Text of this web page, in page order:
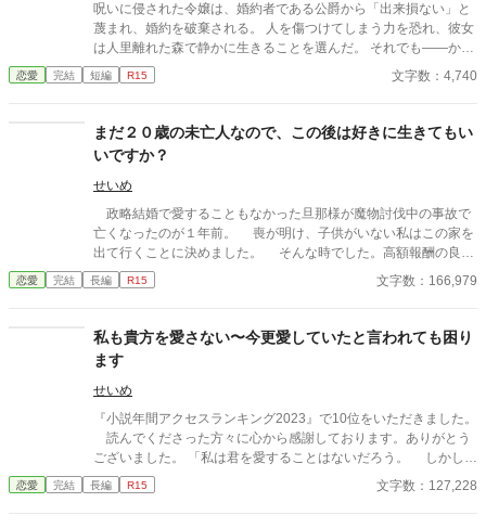
呪いに侵された令嬢は、婚約者である公爵から「出来損ない」と
蔑まれ、婚約を破棄される。 人を傷つけてしまう力を恐れ、彼女
は人里離れた森で静かに生きることを選んだ。 それでも――かつ
て愛した人が死にかけていると知った時、彼女は自らの命を削
り、その命を救う。 想いを告げることもなく、すべてを置いて去
が―― そこにいたのは、別の男に手を取られ、幸せそうに微笑む
彼女の姿だった。 すれ違いの果てに、ようやく手に入れた幸せ
と、すべてを失った男の後悔の物語。
恋愛 完結 短編 R15 文字数：4,740
まだ２０歳の未亡人なので、この後は好きに生きてもい
いですか？
せいめ
政略結婚で愛することもなかった旦那様が魔物討伐中の事故で
亡くなったのが１年前。 喪が明け、子供がいない私はこの家を
出て行くことに決めました。 そんな時でした。高額報酬の良い
仕事があると声を掛けて頂いたのです。 その仕事内容とは高貴
な身分の方の閨指導のようでした。非常に悩みましたが、家を出
す。 閨指導って、そんなに何度も会う必要ないですよね？しか
も、指導が必要には見えませんでしたが…。 でも、高額な報酬
なので文句は言いませんわ。 家を出る資金を得た私は、今度こ
そ自由に好きなことをして生きていきたいと考えて旅立つことに
決めました。 その後、新しい生活を楽しんでいる私の所に現れ
たのは……。 まずは亡くなったはずの旦那様との話から。
ご都合主義です。 設定は緩いです。 誤字脱字申し訳
ありません。 主人公の名前を途中から間違えていました。 ア
メリアです。すみません。
恋愛 完結 長編 R15 文字数：166,979
私も貴方を愛さない〜今更愛していたと言われても困り
ます
せいめ
『小説年間アクセスランキング2023』で10位をいただきました。
読んでくださった方々に心から感謝しております。ありがとう
ございました。 「私は君を愛することはないだろう。 しかし、
この結婚は王命だ。不本意だが、君とは白い結婚にはできない。
貴族の義務として今宵は君を抱く。 これを終えたら君は領地で
恋愛 完結 長編 R15 文字数：127,228